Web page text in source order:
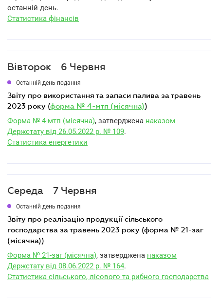
останній день.
Статистика фінансів
Вівторок 6 Червня
Останній день подання
звіту про використання та запаси палива за травень
2023 року (форма № 4-мтп (місячна))
Форма № 4-мтп (місячна), затверджена наказом
Держстату від 26.05.2022 р. № 109.
Статистика енергетики
Середа 7 Червня
Останній день подання
звіту про реалізацію продукції сільського
господарства за травень 2023 року (форма № 21-заг
(місячна))
Форма № 21-заг (місячна), затверджена наказом
Держстату від 08.06.2022 р. № 164.
Статистика сільського, лісового та рибного господарства